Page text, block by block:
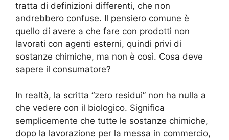
tratta di definizioni differenti, che non
andrebbero confuse. Il pensiero comune è
quello di avere a che fare con prodotti non
lavorati con agenti esterni, quindi privi di
sostanze chimiche, ma non è così. Cosa deve
sapere il consumatore?
In realtà, la scritta “zero residui” non ha nulla a
che vedere con il biologico. Significa
semplicemente che tutte le sostanze chimiche,
dopo la lavorazione per la messa in commercio,